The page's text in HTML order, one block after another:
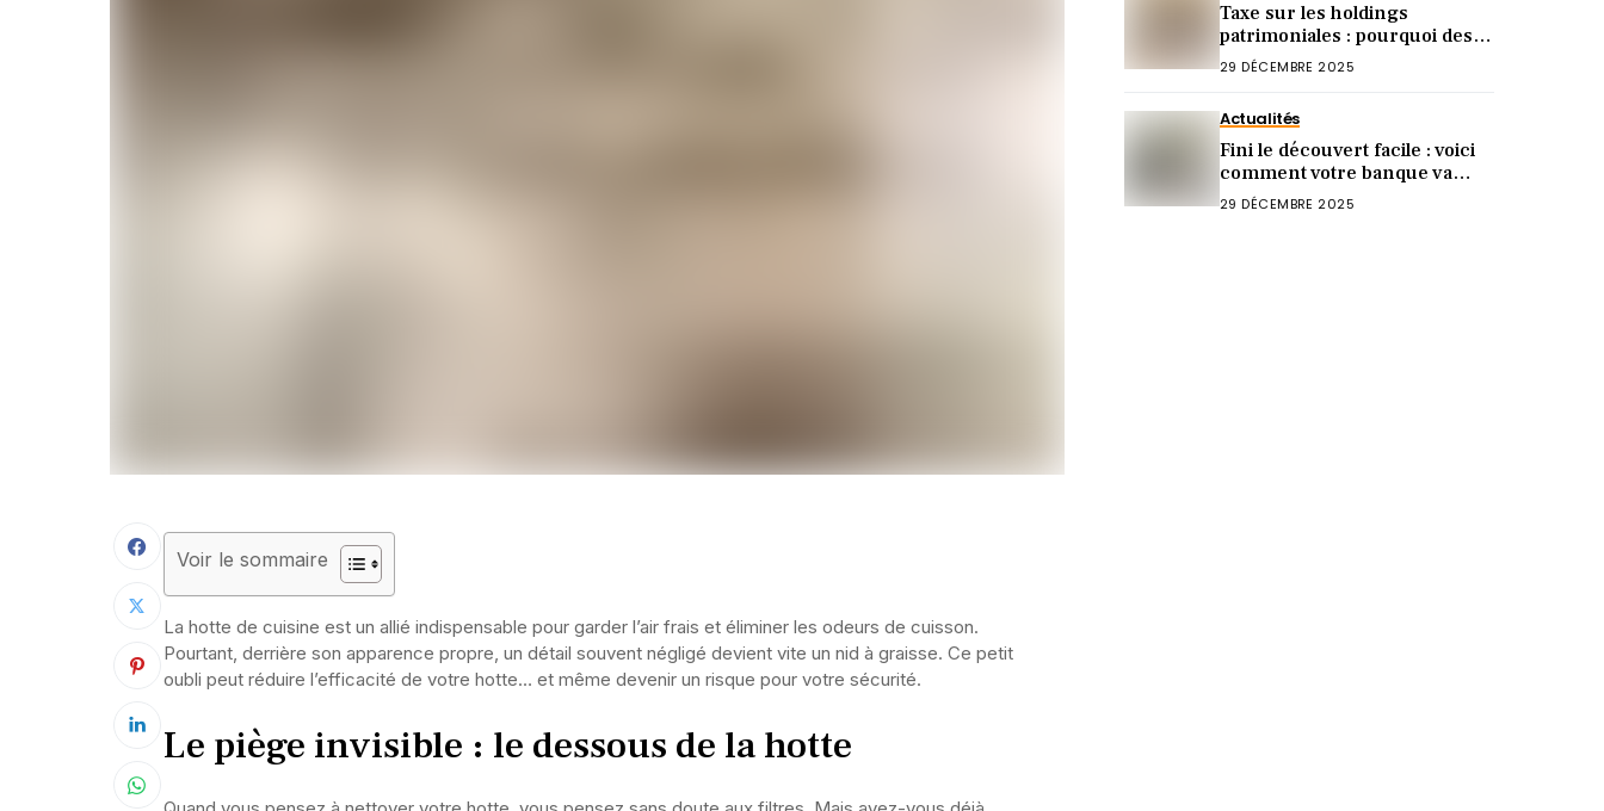
Voir le sommaire
La hotte de cuisine est un allié indispensable pour garder l’air frais et éliminer les odeurs de cuisson.
Pourtant, derrière son apparence propre, un détail souvent négligé devient vite un nid à graisse. Ce petit
oubli peut réduire l’efficacité de votre hotte… et même devenir un risque pour votre sécurité.
Le piège invisible : le dessous de la hotte
Taxe sur les holdings
patrimoniales : pourquoi des
familles ordinaires se
29 DÉCEMBRE 2025
Actualités
Fini le découvert facile : voici
comment votre banque va
reprendre le contrôle dès
29 DÉCEMBRE 2025